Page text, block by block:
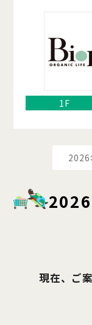
1F
2026
現在、ご